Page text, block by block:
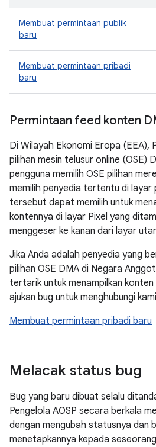
Membuat permintaan publik
baru
Membuat permintaan pribadi
baru
Permintaan feed konten
Di Wilayah Ekonomi Eropa (EEA),
pilihan mesin telusur online (OSE)
pengguna memilih OSE pilihan
memilih penyedia tertentu di layar
tersebut dapat memilih untuk
kontennya di layar Pixel yang
menggeser ke kanan dari layar
Jika Anda adalah penyedia yang
pilihan OSE DMA di Negara
tertarik untuk menampilkan konten
ajukan bug untuk menghubungi
Membuat permintaan pribadi baru
Melacak status bug
Bug yang baru dibuat selalu
Pengelola AOSP secara berkala
dengan mengubah statusnya dan
menetapkannya kepada